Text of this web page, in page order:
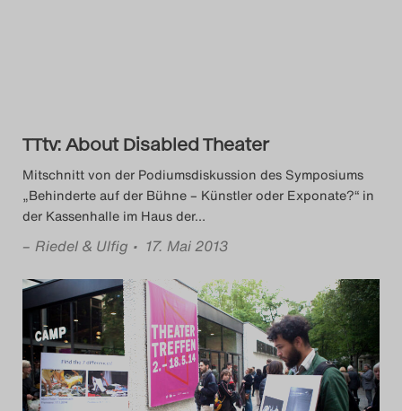
2015
Das Theatertreffen-Blog
2016
Das Theatertreffen-Blog
2017
Das Theatertreffen-Blog
2018
TTtv: About Disabled Theater
Mitschnitt von der Podiumsdiskussion des Symposiums
„Behinderte auf der Bühne – Künstler oder Exponate?“ in
der Kassenhalle im Haus der…
– Riedel & Ulfig • 17. Mai 2013